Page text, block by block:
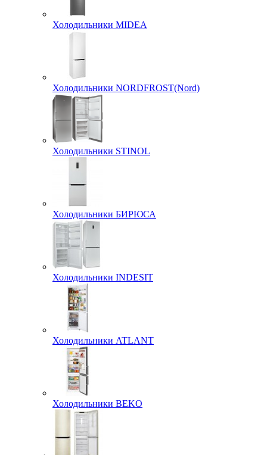
Холодильники MIDEA
Холодильники NORDFROST(Nord)
Холодильники STINOL
Холодильники БИРЮСА
Холодильники INDESIT
Холодильники ATLANT
Холодильники BEKO